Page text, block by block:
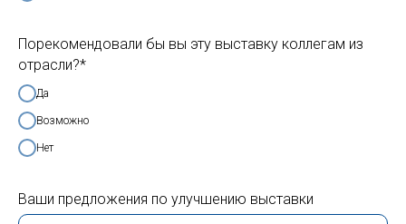
Порекомендовали бы вы эту выставку коллегам из
отрасли?*
Да
Возможно
Нет
Ваши предложения по улучшению выставки